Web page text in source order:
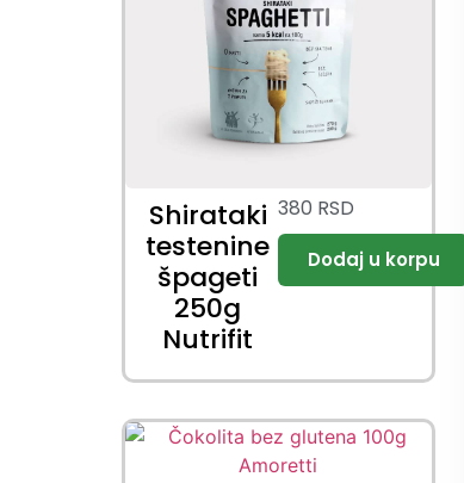
Shirataki
testenine
špageti
250g
Nutrifit
380 RSD